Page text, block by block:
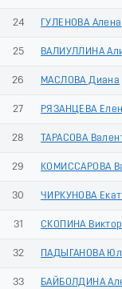
24 ГУЛЕНОВА Алена
25 ВАЛИУЛЛИНА
26 МАСЛОВА Диана
27 РЯЗАНЦЕВА
28 ТАРАСОВА
29 КОМИССАРОВА
30 ЧИРКУНОВА
31 СКОПИНА
32 ПАДЫГАНОВА
33 БАЙБОЛДИНА